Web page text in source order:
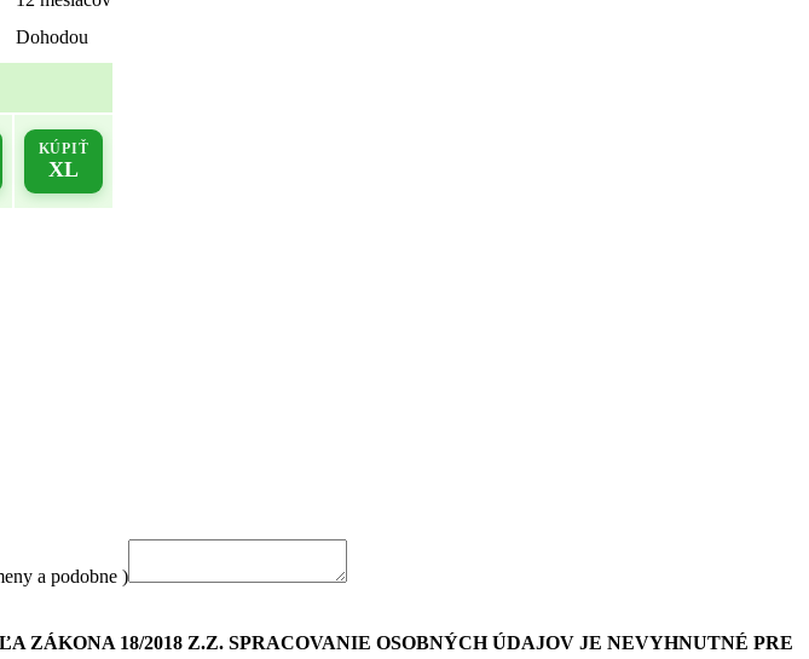
Dohodou
KÚPIŤ
XL
a podobne )
ZÁKONA 18/2018 Z.Z. SPRACOVANIE OSOBNÝCH ÚDAJOV JE NEVYHNUTNÉ PRE